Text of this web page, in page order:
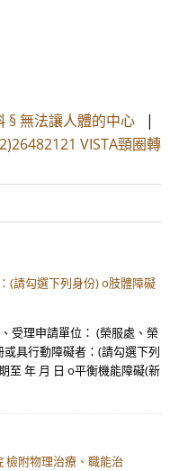
§ 無法讓人體的中心 |
VISTA頸圈轉
(請勾選下列身份) o肢體障礙
受理申請單位： (榮服處、榮
具行動障礙者：(請勾選下列
至 年 月 日 o平衡機能障礙(新
檢附物理治療、職能治